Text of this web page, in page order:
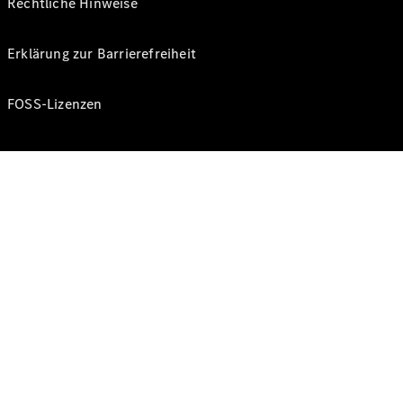
Erklärung zur Barrierefreiheit
FOSS-Lizenzen